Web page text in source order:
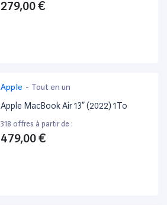
279,00 €
Apple - Tout en un
Apple MacBook Air 13” (2022) 1To
318 offres à partir de :
479,00 €